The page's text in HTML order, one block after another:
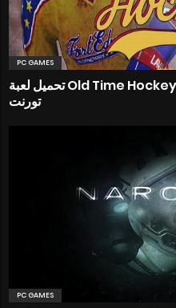
PC GAMES
تحميل لعبة Old Time Hockey بكراك PLAZA برابط مباشر و
تورنت
PC GAMES